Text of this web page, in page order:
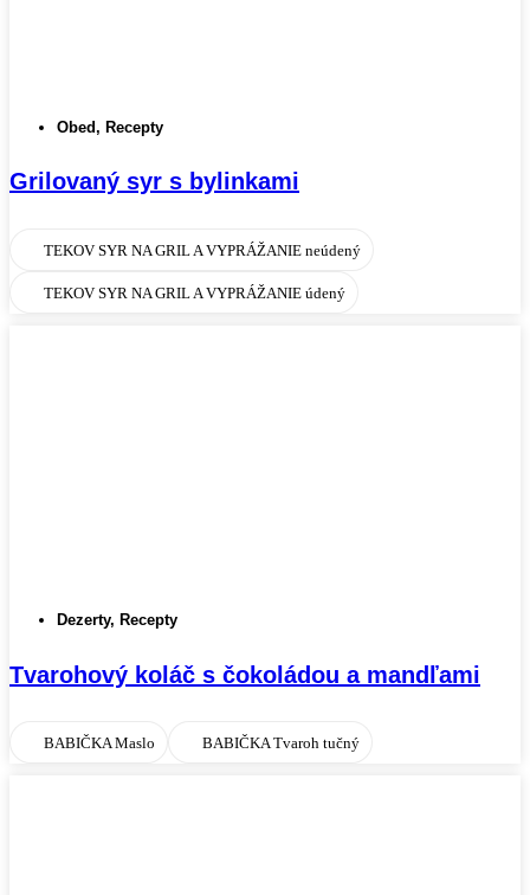
Obed, Recepty
Grilovaný syr s bylinkami
TEKOV SYR NA GRIL A VYPRÁŽANIE neúdený
TEKOV SYR NA GRIL A VYPRÁŽANIE údený
Dezerty, Recepty
Tvarohový koláč s čokoládou a mandľami
BABIČKA Maslo BABIČKA Tvaroh tučný